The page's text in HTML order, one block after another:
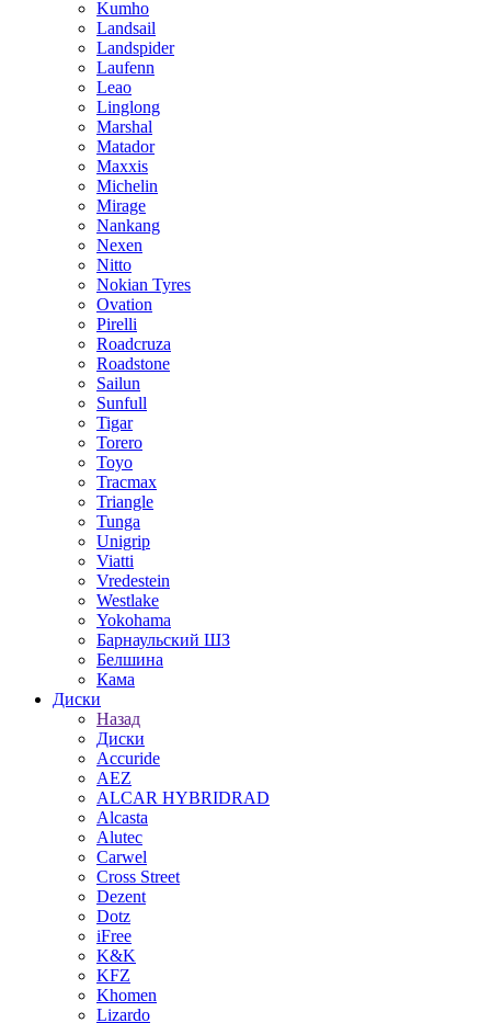
Kumho
Landsail
Landspider
Laufenn
Leao
Linglong
Marshal
Matador
Maxxis
Michelin
Mirage
Nankang
Nexen
Nitto
Nokian Tyres
Ovation
Pirelli
Roadcruza
Roadstone
Sailun
Sunfull
Tigar
Torero
Toyo
Tracmax
Triangle
Tunga
Unigrip
Viatti
Vredestein
Westlake
Yokohama
Барнаульский ШЗ
Белшина
Кама
Диски
Назад
Диски
Accuride
AEZ
ALCAR HYBRIDRAD
Alcasta
Alutec
Carwel
Cross Street
Dezent
Dotz
iFree
K&K
KFZ
Khomen
Lizardo